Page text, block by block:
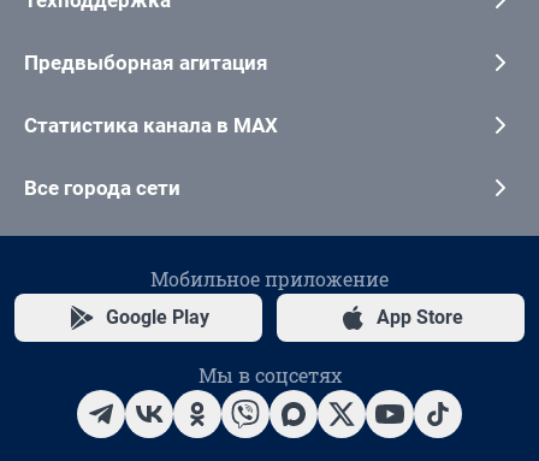
Предвыборная агитация
Статистика канала в MAX
Все города сети
Мобильное приложение
Google Play App Store
Мы в соцсетях